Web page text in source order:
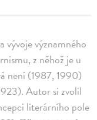
vývoje významného
z něhož je u
není (1987, 1990)
Autor si zvolil
literárního pole